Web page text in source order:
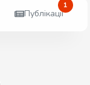
Публікації
1